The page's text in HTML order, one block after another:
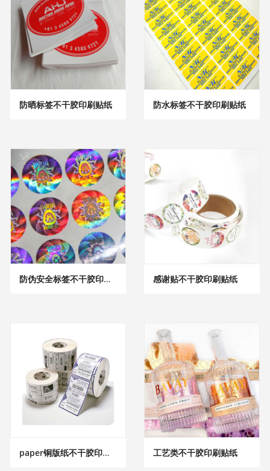
防晒标签不干胶印刷贴纸 防水标签不干胶印刷贴纸
防伪安全标签不干胶印刷贴纸 感谢贴不干胶印刷贴纸
paper铜版纸不干胶印刷贴纸 工艺类不干胶印刷贴纸